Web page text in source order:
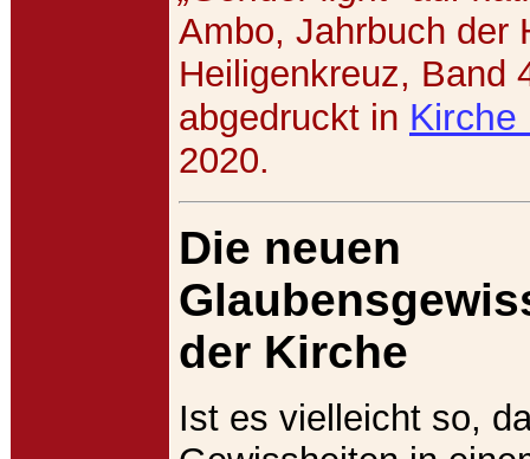
Ambo, Jahrbuch der
Heiligenkreuz, Band
abgedruckt in Kirche
2020.
Die neuen
der Kirche
Ist es vielleicht so,